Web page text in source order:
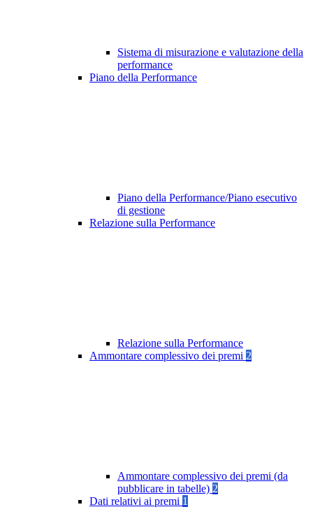
Sistema di misurazione e valutazione della
performance
Piano della Performance
Piano della Performance/Piano esecutivo
di gestione
Relazione sulla Performance
Relazione sulla Performance
Ammontare complessivo dei premi 2
Ammontare complessivo dei premi (da
pubblicare in tabelle) 2
Dati relativi ai premi 1